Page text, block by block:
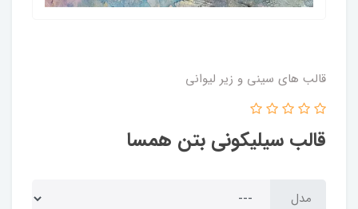
قالب های سینی و زیر لیوانی
قالب سیلیکونی بتن همسا
مدل